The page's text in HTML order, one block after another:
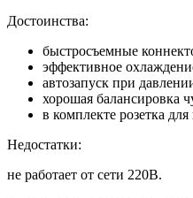
Достоинства:
быстросъемные
эффективное
автозапуск при
хорошая балансировка
в комплекте розетка
Недостатки:
не работает от сети 220В.